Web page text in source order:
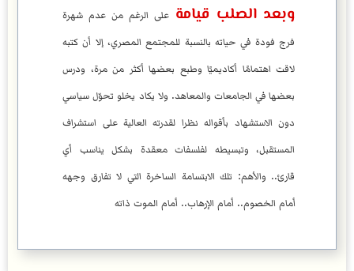
وبعد الصلب قيامة على الرغم من عدم شهرة
فرج فودة في حياته بالنسبة للمجتمع المصري، إلا أن كتبه
لاقت اهتمامًا أكاديميًا وطبع بعضها أكثر من مرة، ودرس
بعضها في الجامعات والمعاهد. ولا يكاد يخلو تحوّل سياسي
دون الاستشهاد بأقواله نظرا لقدرته العالية على استشراف
المستقبل، وتبسيطه لفلسفات معقدة بشكل يناسب أي
قارئ.. والأهم: تلك الابتسامة الساخرة التي لا تفارق وجهه
أمام الخصوم.. أمام الإرهاب.. أمام الموت ذاته